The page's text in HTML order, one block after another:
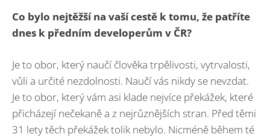
Co bylo nejtěžší na vaší cestě k tomu, že patříte
dnes k předním developerům v ČR?
Je to obor, který naučí člověka trpělivosti, vytrvalosti,
vůli a určité nezdolnosti. Naučí vás nikdy se nevzdat.
Je to obor, který vám asi klade nejvíce překážek, které
přicházejí nečekaně a z nejrůznějších stran. Před těmi
31 lety těch překážek tolik nebylo. Nicméně během té